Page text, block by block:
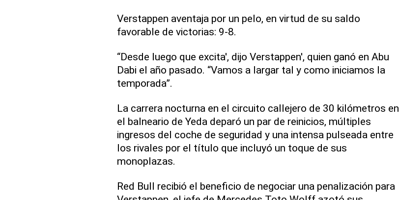
Verstappen aventaja por un pelo, en virtud de su saldo
favorable de victorias: 9-8.
“Desde luego que excita', dijo Verstappen', quien ganó en Abu
Dabi el año pasado. “Vamos a largar tal y como iniciamos la
temporada”.
La carrera nocturna en el circuito callejero de 30 kilómetros en
el balneario de Yeda deparó un par de reinicios, múltiples
ingresos del coche de seguridad y una intensa pulseada entre
los rivales por el título que incluyó un toque de sus
monoplazas.
Red Bull recibió el beneficio de negociar una penalización para